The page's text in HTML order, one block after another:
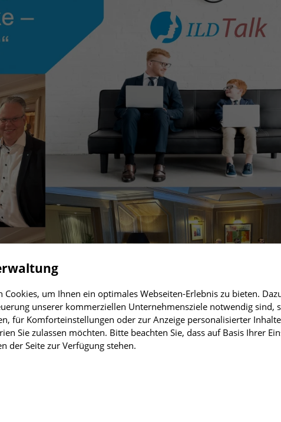
alte Hüpfer“.
Cookies, um Ihnen ein optimales Webseiten-Erlebnis zu bieten.
unserer kommerziellen Unternehmensziele notwendig sind,
für Komforteinstellungen oder zur Anzeige personalisierter
Sie zulassen möchten. Bitte beachten Sie, dass auf Basis Ihrer
der Seite zur Verfügung stehen.